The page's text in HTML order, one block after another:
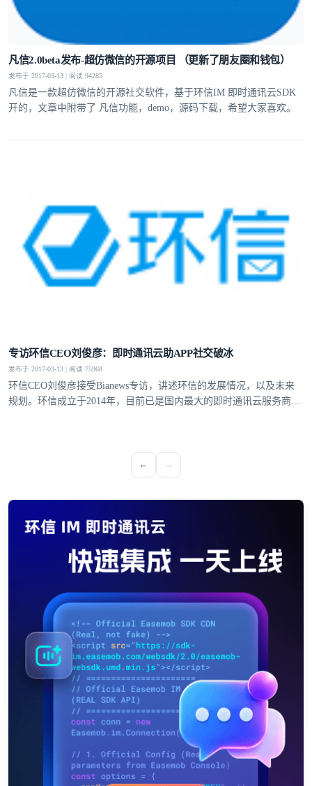
凡信2.0beta发布-超仿微信的开源项目 （更新了朋友圈和钱包）
发布于 2017-03-13 | 阅读 94285
凡信是一款超仿微信的开源社交软件，基于环信IM 即时通讯云SDK
开的，文章中附带了 凡信功能，demo，源码下载，希望大家喜欢。
专访环信CEO刘俊彦：即时通讯云助APP社交破冰
发布于 2017-03-13 | 阅读 75968
环信CEO刘俊彦接受Bianews专访，讲述环信的发展情况，以及未来
规划。环信成立于2014年，目前已是国内最大的即时通讯云服务商，
← →
通讯云服务条款
登录客服云